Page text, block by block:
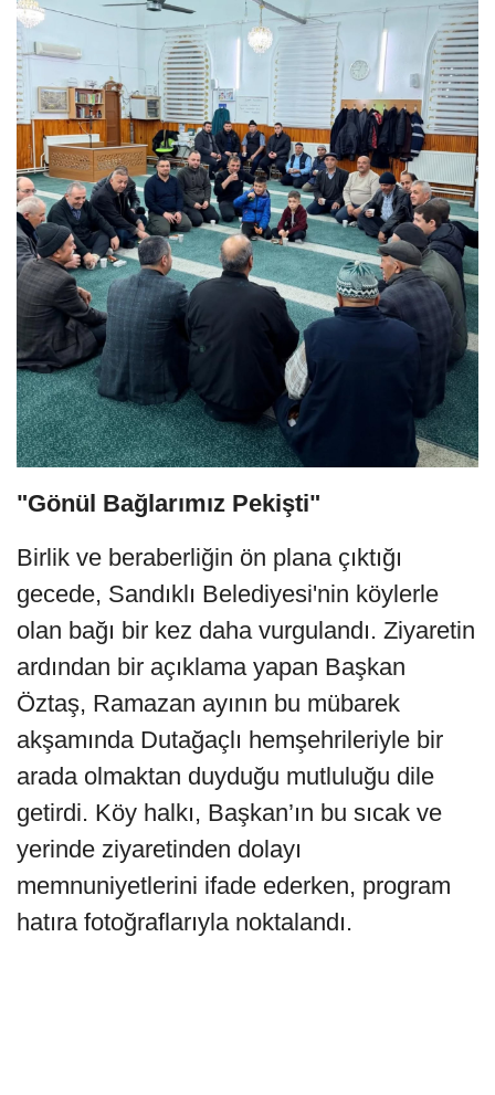
"Gönül Bağlarımız Pekişti"
Birlik ve beraberliğin ön plana çıktığı
gecede, Sandıklı Belediyesi'nin köylerle
olan bağı bir kez daha vurgulandı. Ziyaretin
ardından bir açıklama yapan Başkan
Öztaş, Ramazan ayının bu mübarek
akşamında Dutağaçlı hemşehrileriyle bir
arada olmaktan duyduğu mutluluğu dile
getirdi. Köy halkı, Başkan’ın bu sıcak ve
yerinde ziyaretinden dolayı
memnuniyetlerini ifade ederken, program
hatıra fotoğraflarıyla noktalandı.